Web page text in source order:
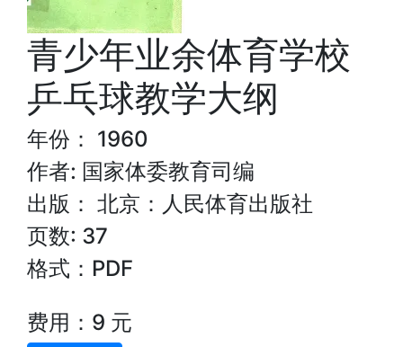
青少年业余体育学校
乒乓球教学大纲
年份： 1960
作者: 国家体委教育司编
出版： 北京：人民体育出版社
页数: 37
格式：PDF
费用：9 元